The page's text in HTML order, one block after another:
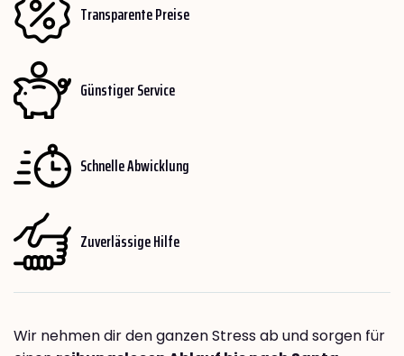
Transparente Preise
Günstiger Service
Schnelle Abwicklung
Zuverlässige Hilfe
Wir nehmen dir den ganzen Stress ab und sorgen für